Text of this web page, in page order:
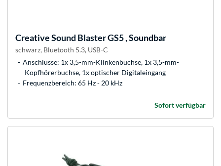
CreativeSound Blaster GS5 , Soundbar
schwarz, Bluetooth 5.3, USB-C
Anschlüsse: 1x 3,5-mm-Klinkenbuchse, 1x 3,5-mm-
Kopfhörerbuchse, 1x optischer Digitaleingang
Frequenzbereich: 65 Hz - 20 kHz
Sofort verfügbar